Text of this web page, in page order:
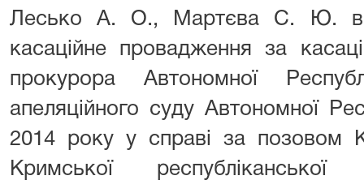
Лесько А. О., Мартєва С. Ю.
касаційне провадження за
прокурора Автономної
апеляційного суду Автономної
2014 року у справі за позовом
Кримської республіканської